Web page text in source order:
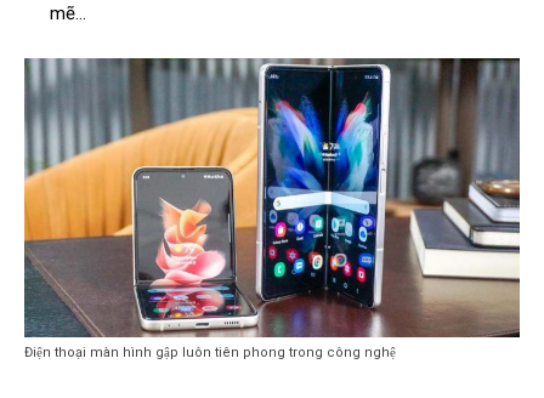
mẽ…
Điện thoại màn hình gập luôn tiên phong trong công nghệ